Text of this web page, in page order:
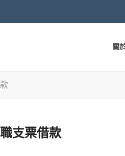
關
支票借款